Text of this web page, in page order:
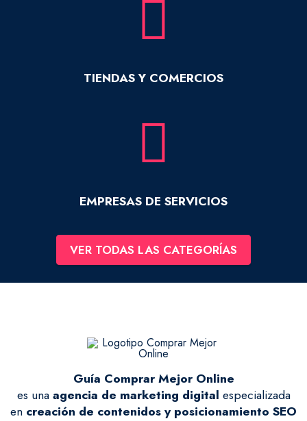
TIENDAS Y COMERCIOS
EMPRESAS DE SERVICIOS
VER TODAS LAS CATEGORÍAS
Guía Comprar Mejor Online
es unaagencia de marketing digital especializada
en creación de contenidos y posicionamiento SEO